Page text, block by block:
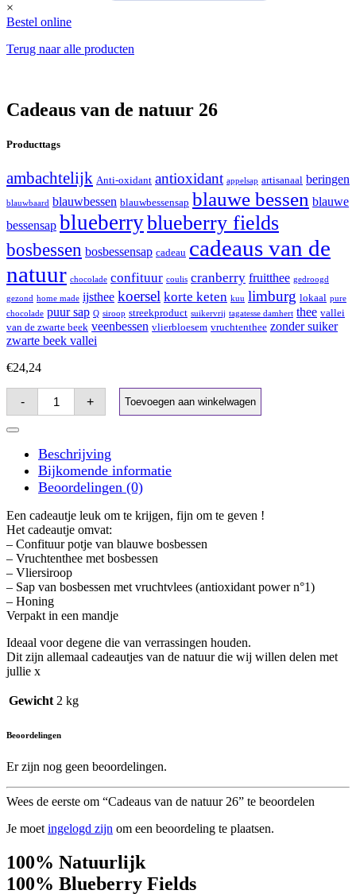
×
Bestel online
Terug naar alle producten
Cadeaus van de natuur 26
Producttags
ambachtelijk Anti-oxidant antioxidant appelsap artisanaal beringen
blauwbaard blauwbessen blauwbessensap blauwe bessen blauwe
bessensap blueberryblueberry fields
bosbessen bosbessensap cadeau cadeaus van de
natuur chocolade confituur coulis cranberry fruitthee gedroogd
gezond home made ijsthee koersel korte keten kuu limburg lokaal pure
chocolade puur sap Q siroop streekproduct suikervrij tagatesse damhert thee vallei
van de zwarte beek veenbessen vlierbloesem vruchtenthee zonder suiker
zwarte beek vallei
€24,24
-
Cadeaus
Van
De
Aantal
+ Toevoegen aan winkelwagen
Beschrijving
Bijkomende informatie
Beoordelingen (0)
Een cadeautje leuk om te krijgen, fijn om te geven !
Het cadeautje omvat:
– Confituur potje van blauwe bosbessen
– Vruchtenthee met bosbessen
– Vliersiroop
– Sap van bosbessen met vruchtvlees (antioxidant power n°1)
– Honing
Verpakt in een mandje
Ideaal voor degene die van verrassingen houden.
Dit zijn allemaal cadeautjes van de natuur die wij willen delen met
jullie x
Gewicht 2 kg
Beoordelingen
Er zijn nog geen beoordelingen.
Wees de eerste om “Cadeaus van de natuur 26” te beoordelen
Je moet ingelogd zijn om een beoordeling te plaatsen.
100% Natuurlijk
100% Blueberry Fields